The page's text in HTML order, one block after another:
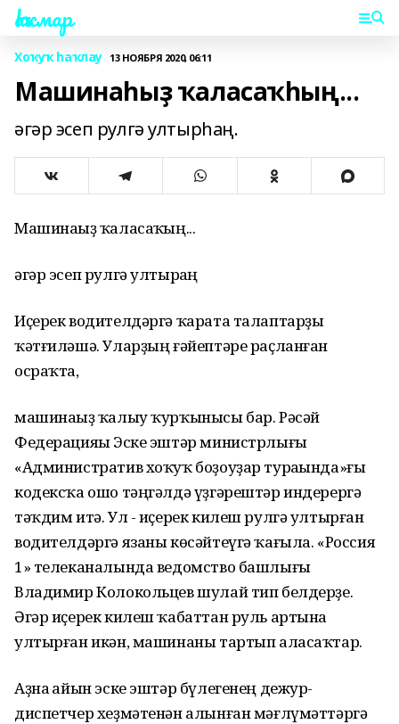
Һаҡмар
Хоҡуҡ һаҡлау 13 НОЯБРЯ 2020, 06:11
Машинаһыҙ ҡаласаҡһың...
әгәр эсеп рулгә ултырһаң.
Машинаһыҙ ҡаласаҡһың...
әгәр эсеп рулгә ултырһаң
Иҫерек водителдәргә ҡарата талаптарҙы
ҡәтғиләшә. Уларҙың ғәйептәре раҫланған
осраҡта,
машинаһыҙ ҡалыу ҡурҡынысы бар. Рәсәй
Федерацияһы Эске эштәр министрлығы
«Административ хоҡуҡ боҙоуҙар тураһында»ғы
кодексҡа ошо тәңгәлдә үҙгәрештәр индерергә
тәҡдим итә. Ул - иҫерек килеш рулгә ултырған
водителдәргә язаны көсәйтеүгә ҡағыла. «Россия
1» телеканалында ведомство башлығы
Владимир Колокольцев шулай тип белдерҙе.
Әгәр иҫерек килеш ҡабаттан руль артына
ултырған икән, машинаны тартып аласаҡтар.
Аҙна һайын эске эштәр бүлегенең дежур-
диспетчер хеҙмәтенән алынған мәғлүмәттәргә